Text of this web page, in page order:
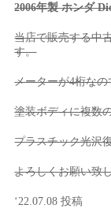
2006年製 ホンダ
当店で販売する中
す。
メーターが4桁な
塗装ボディに複数
プラスチック光沢
よろしくお願い致
‘22.07.08 投稿